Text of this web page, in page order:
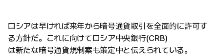
ロシアは早ければ来年から暗号通貨取引を全面的に許可す
る方針だ。これに向けてロシア中央銀行(CRB)
は新たな暗号通貨規制案も策定中と伝えられている。